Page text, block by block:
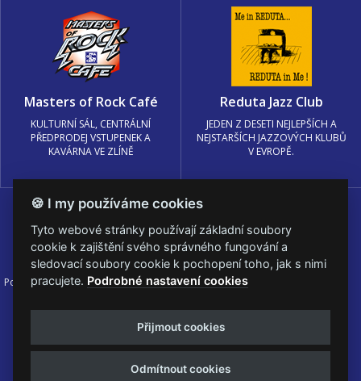
Masters of Rock Café
KULTURNÍ SÁL, CENTRÁLNÍ
PŘEDPRODEJ VSTUPENEK A
KAVÁRNA VE ZLÍNĚ
Reduta Jazz Club
JEDEN Z DESETI NEJLEPŠÍCH A
NEJSTARŠÍCH JAZZOVÝCH KLUBŮ
V EVROPĚ.
Podmínky užití 🍪 Změnit nastavení cookies.
© PRAGOKONCERT BOHEMIA, a.s.
Web s
k metalu vytvořila creatia.tech s.r.o. a
Viktor Eyermann
🍪 I my používáme cookies
Tyto webové stránky používají základní soubory
cookie k zajištění svého správného fungování a
sledovací soubory cookie k pochopení toho, jak s nimi
pracujete. Podrobné nastavení cookies
Přijmout cookies
Odmítnout cookies